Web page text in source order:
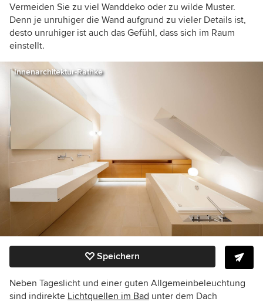
Vermeiden Sie zu viel Wanddeko oder zu wilde Muster.
Denn je unruhiger die Wand aufgrund zu vieler Details ist,
desto unruhiger ist auch das Gefühl, dass sich im Raum
einstellt.
Innenarchitektur-Rathke
Speichern
Neben Tageslicht und einer guten Allgemeinbeleuchtung
sind indirekte Lichtquellen im Bad unter dem Dach